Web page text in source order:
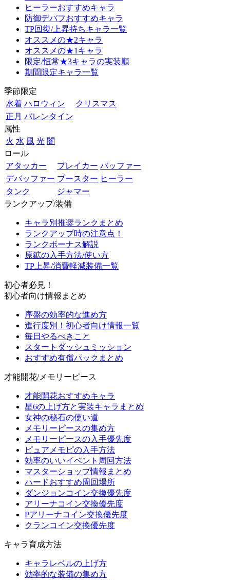
ヒーラーおすすめキャラ
防御デバフおすすめキャラ
TP回復/上昇持ちキャラ一覧
オススメの★2キャラ
オススメの★1キャラ
限定/恒常★3キャラの実装順
期間限定キャラ一覧
季節限定
水着 ハロウィン
クリスマス
正月 バレンタイン
属性
火 水 風 光 闇
ロール
アタッカー
ブレイカー バッファー
デバッファー ブースター ヒーラー
タンク
ジャマー
ランクアップ/装備
キャラ別推奨ランクまとめ
ランクアップ時の注意点！
ランクボーナス解説
原鉱の入手方法/使い方
TP上昇/消費軽減装備一覧
初心者必見！
初心者向け情報まとめ
序盤の効率的な進め方
進行度別！初心者向け情報一覧
毎日やるべきこと
スタートダッシュミッション
おすすめ有償パックまとめ
才能開花/メモリーピース
才能開花おすすめキャラ
星6の上げ方と実装キャラまとめ
女神の秘石の使い道
メモリーピースの集め方
メモリーピースの入手優先度
ピュアメモピの入手方法
効率のいいイベント周回方法
マスターショップ情報まとめ
ハードおすすめ周回場所
ダンジョンコイン交換優先度
アリーナコイン交換優先度
Pアリーナコイン交換優先度
クランコイン交換優先度
キャラ育成方法
キャラレベルの上げ方
効率的な装備の集め方